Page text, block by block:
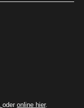
oder online hier.